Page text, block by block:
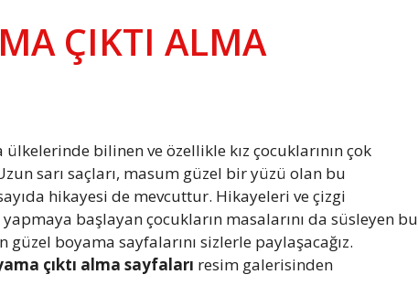
ÇIKTI ALMA
bilinen ve özellikle kız çocuklarının çok
sarı saçları, masum güzel bir yüzü olan bu
hikayesi de mevcuttur. Hikayeleri ve çizgi
başlayan çocukların masalarını da süsleyen bu
boyama sayfalarını sizlerle paylaşacağız.
çıktı alma sayfaları resim galerisinden